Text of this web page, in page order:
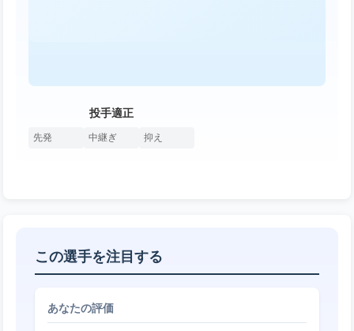
投手適正
先発 中継ぎ 抑え
この選手を注目する
あなたの評価